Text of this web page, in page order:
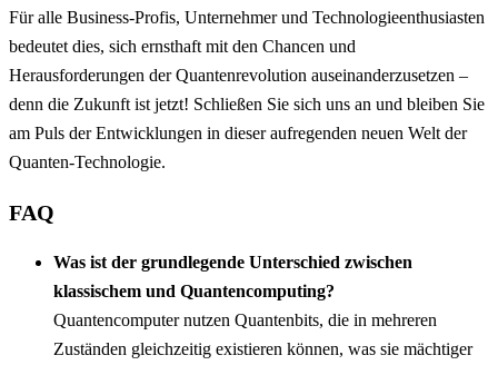
Für alle Business-Profis, Unternehmer und Technologieenthusiasten
bedeutet dies, sich ernsthaft mit den Chancen und
Herausforderungen der Quantenrevolution auseinanderzusetzen –
denn die Zukunft ist jetzt! Schließen Sie sich uns an und bleiben Sie
am Puls der Entwicklungen in dieser aufregenden neuen Welt der
Quanten-Technologie.
FAQ
Was ist der grundlegende Unterschied zwischen
klassischem und Quantencomputing?
Quantencomputer nutzen Quantenbits, die in mehreren
Zuständen gleichzeitig existieren können, was sie mächtiger